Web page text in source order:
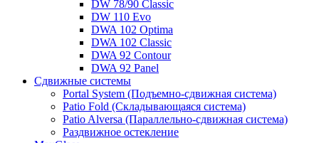
DW 78/90 Classic
DW 110 Evo
DWA 102 Optima
DWA 102 Classic
DWA 92 Contour
DWA 92 Panel
Сдвижные системы
Portal System (Подъемно-сдвижная система)
Patio Fold (Складывающаяся система)
Patio Alversa (Параллельно-сдвижная система)
Раздвижное остекление